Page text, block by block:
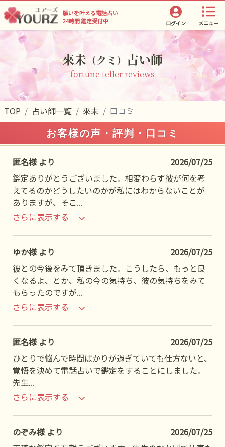
メニュー
願いを叶える電話占い
24時間 鑑定受付中
ログイン
來未 （クミ） 占い師
fortune teller reviews
TOP 占い師一覧 來未 口コミ
お客様の声・評判・口コミ
匿名様 より
2026/07/25
鑑定ありがとうございました。相変わらず彼が何を考
えてるのかどうしたいのかが私にはわからないことが
ありますが、そこ...
さらに表示する
ゆか様 より
2026/07/25
彼との今後をみて頂きました。こうしたら、もっと良
くなるよ、とか、私の今の気持ち、彼の気持ちをみて
もらったのですが...
さらに表示する
匿名様 より
2026/07/25
ひとりで悩んで時間ばかりが過ぎていても仕方ないと、
覚悟を決めて電話占いで鑑定をすることにしました。
先生...
さらに表示する
のぞみ様 より
2026/07/25